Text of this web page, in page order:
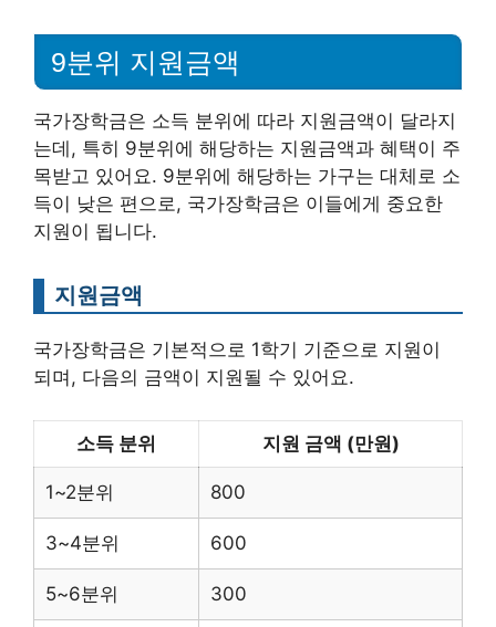
9분위 지원금액
국가장학금은 소득 분위에 따라 지원금액이 달라지
는데, 특히 9분위에 해당하는 지원금액과 혜택이 주
목받고 있어요. 9분위에 해당하는 가구는 대체로 소
득이 낮은 편으로, 국가장학금은 이들에게 중요한
지원이 됩니다.
지원금액
국가장학금은 기본적으로 1학기 기준으로 지원이
되며, 다음의 금액이 지원될 수 있어요.
소득 분위 지원 금액 (만원)
1~2분위 800
3~4분위 600
5~6분위 300